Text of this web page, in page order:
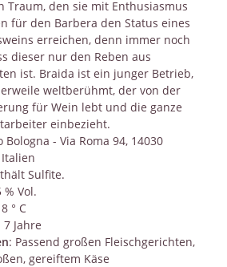
Traum, den sie mit Enthusiasmus
für den Barbera den Status eines
erreichen, denn immer noch
dieser nur den Reben aus
ist. Braida ist ein junger Betrieb,
weltberühmt, der von der
für Wein lebt und die ganze
einbezieht.
- Via Roma 94, 14030
Sulfite.
% Vol.
° C
7 Jahre
: Passend großen Fleischgerichten,
gereiftem Käse